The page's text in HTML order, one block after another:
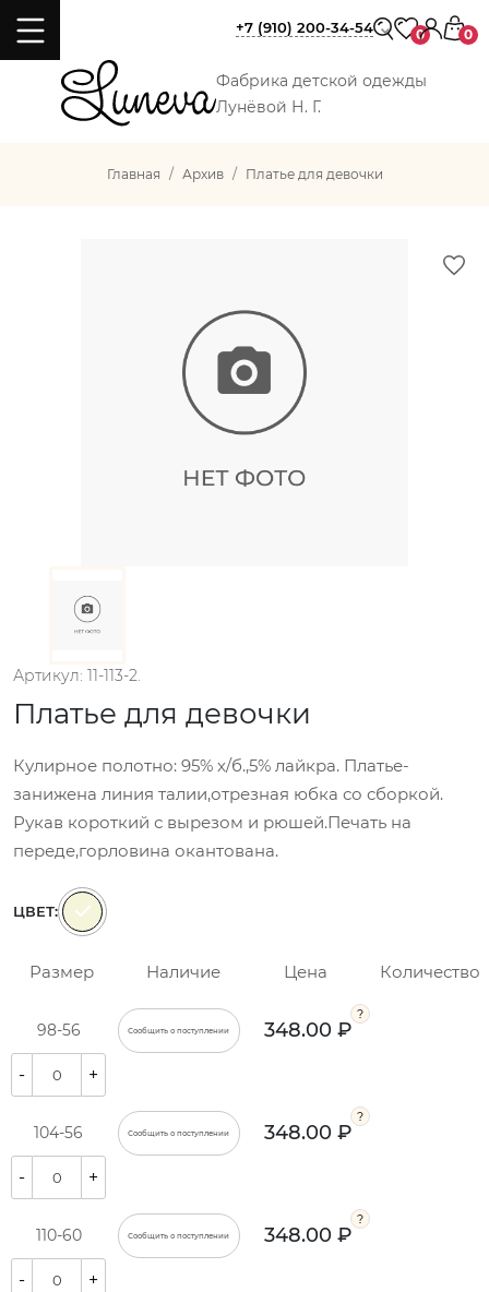
Фабрика детской одежды
Лунёвой Н. Г.
+7 (910) 200-34-54 0 0
Главная Архив Платье для девочки
Артикул: 11-113-2.
Платье для девочки
Кулирное полотно: 95% х/б.,5% лайкра. Платье-
занижена линия талии,отрезная юбка со сборкой.
Рукав короткий с вырезом и рюшей.Печать на
переде,горловина окантована.
ЦВЕТ:
Размер Наличие Цена Количество
98-56 Сообщить о поступлении 348.00 ₽
- +
104-56 Сообщить о поступлении 348.00 ₽
- +
110-60 Сообщить о поступлении 348.00 ₽
- +